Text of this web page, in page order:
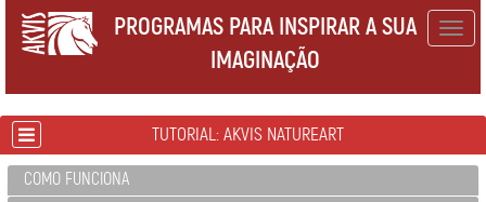
PROGRAMAS PARA INSPIRAR A SUA
IMAGINAÇÃO
TUTORIAL: AKVIS NATUREART
COMO FUNCIONA